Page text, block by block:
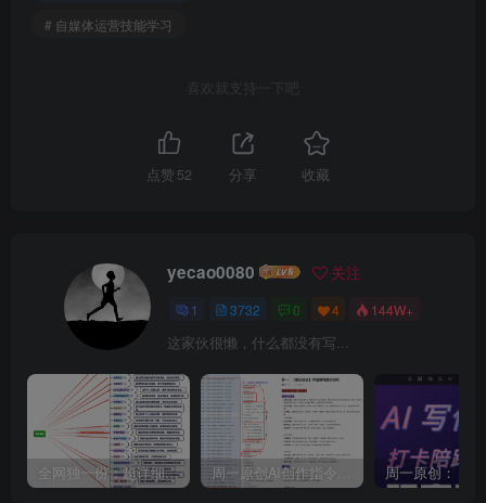
# 自媒体运营技能学习
喜欢就支持一下吧
点赞 52 分享 收藏
yecao0080 关注
1 3732 0 4 144W+
这家伙很懒，什么都没有写...
全网独一份：超详细的40+个自媒体赛道领域解析手册，让你的内容创作不再局限！ 周一原创AI创作指令词：30+个领域赛道的创作提示词集合